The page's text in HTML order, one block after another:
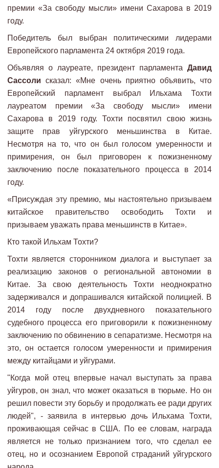
премии «За свободу мысли» имени Сахарова в 2019
году.
Победитель был выбран политическими лидерами
Европейского парламента 24 октября 2019 года.
Объявляя о лауреате, президент парламента Давид
Сассоли сказал: «Мне очень приятно объявить, что
Европейский парламент выбрал Ильхама Тохти
лауреатом премии «За свободу мысли» имени
Сахарова в 2019 году. Тохти посвятил свою жизнь
защите прав уйгурского меньшинства в Китае.
Несмотря на то, что он был голосом умеренности и
примирения, он был приговорен к пожизненному
заключению после показательного процесса в 2014
году.
«Присуждая эту премию, мы настоятельно призываем
китайское правительство освободить Тохти и
призываем уважать права меньшинств в Китае».
Кто такой Ильхам Тохти?
Тохти является сторонником диалога и выступает за
реализацию законов о региональной автономии в
Китае. За свою деятельность Тохти неоднократно
задерживался и допрашивался китайской полицией. В
2014 году после двухдневного показательного
судебного процесса его приговорили к пожизненному
заключению по обвинению в сепаратизме. Несмотря на
это, он остается голосом умеренности и примирения
между китайцами и уйгурами.
"Когда мой отец впервые начал выступать за права
уйгуров, он знал, что может оказаться в тюрьме. Но он
решил повести эту борьбу и продолжать ее ради других
людей", - заявила в интервью дочь Ильхама Тохти,
проживающая сейчас в США. По ее словам, награда
является не только признанием того, что сделал ее
отец, но и осознанием Европой страданий уйгурского